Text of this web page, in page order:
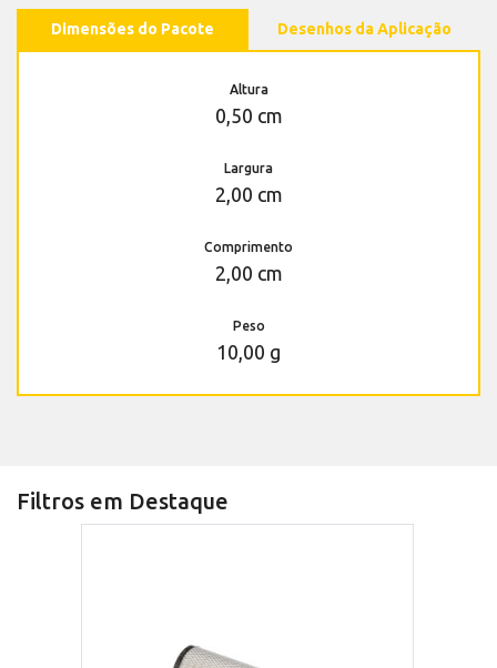
Dimensões do Pacote Desenhos da Aplicação
Altura
0,50 cm
Largura
2,00 cm
Comprimento
2,00 cm
Peso
10,00 g
Filtros em Destaque